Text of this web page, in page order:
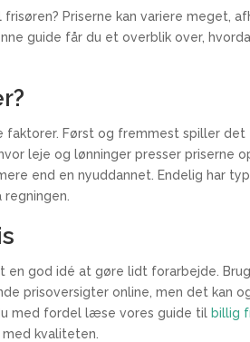
Priserne kan variere meget,
guide får du et overblik over,
Først og fremmest spiller
leje og lønninger presser priserne
end en nyuddannet. Endelig har
en god idé at gøre lidt forarbejde. Brug
prisoversigter online, men det kan
med fordel læse vores guide til billig
kvaliteten.